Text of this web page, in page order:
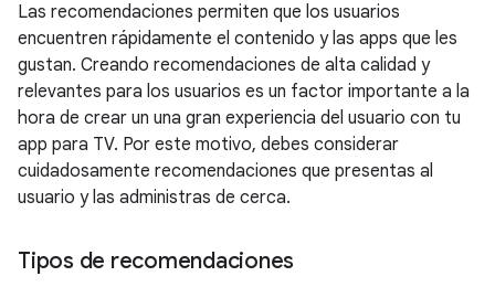
Las recomendaciones permiten que los usuarios
encuentren rápidamente el contenido y las apps que les
gustan. Creando recomendaciones de alta calidad y
relevantes para los usuarios es un factor importante a la
hora de crear un una gran experiencia del usuario con tu
app para TV. Por este motivo, debes considerar
cuidadosamente recomendaciones que presentas al
usuario y las administras de cerca.
Tipos de recomendaciones